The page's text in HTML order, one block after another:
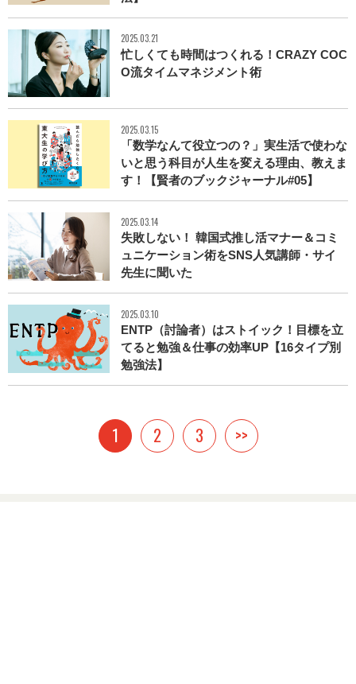
2025.03.21
忙しくても時間はつくれる！CRAZY COC
O流タイムマネジメント術
2025.03.15
「数学なんて役立つの？」実生活で使わな
いと思う科目が人生を変える理由、教えま
す！【賢者のブックジャーナル#05】
2025.03.14
失敗しない！ 韓国式推し活マナー＆コミ
ュニケーション術をSNS人気講師・サイ
先生に聞いた
2025.03.10
ENTP（討論者）はストイック！目標を立
てると勉強＆仕事の効率UP【16タイプ別
勉強法】
1 2 3 >>